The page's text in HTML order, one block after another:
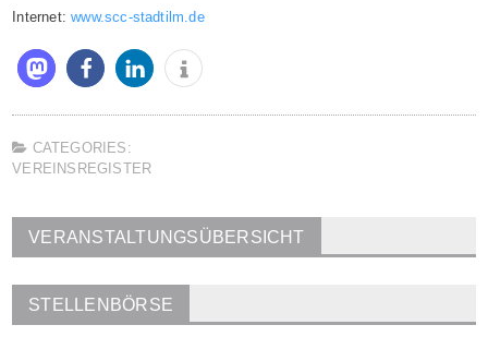
Internet:www.scc-stadtilm.de
CATEGORIES:
VEREINSREGISTER
VERANSTALTUNGSÜBERSICHT
STELLENBÖRSE